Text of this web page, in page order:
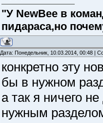
"У NewBee в
пидараса,но
Дата: Понедельник, 10.03.2014, 00:48 |
конкретно эту
бы в нужном
а так я ничего
нужным